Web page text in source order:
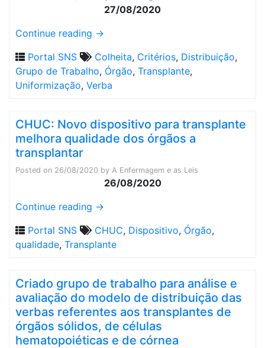
27/08/2020
Continue reading →
Portal SNS
Colheita, Critérios, Distribuição,
Grupo de Trabalho, Órgão, Transplante,
Uniformização, Verba
CHUC: Novo dispositivo para transplante
melhora qualidade dos órgãos a
transplantar
Posted on 26/08/2020 by A Enfermagem e as Leis
26/08/2020
Continue reading →
Portal SNS
CHUC, Dispositivo, Órgão,
qualidade, Transplante
Criado grupo de trabalho para análise e
avaliação do modelo de distribuição das
verbas referentes aos transplantes de
órgãos sólidos, de células
hematopoiéticas e de córnea